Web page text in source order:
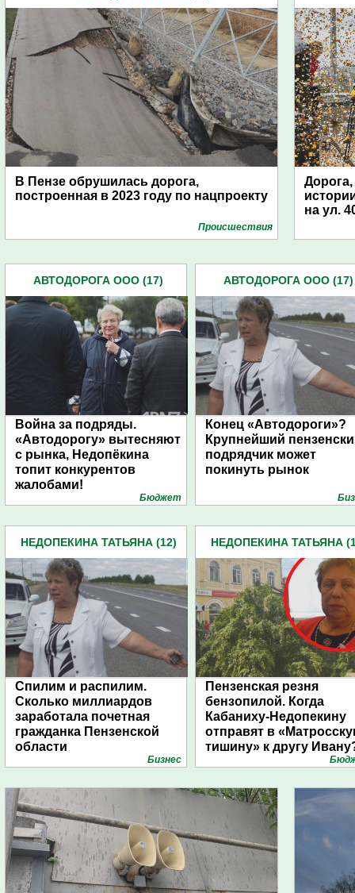
В Пензе обрушилась дорога,
построенная в 2023 году по нацпроекту
Проиcшествия
на ул.
АВТОДОРОГА ООО (17)
Война за подряды.
«Автодорогу» вытесняют
с рынка, Недопёкина
топит конкурентов
жалобами!
Бюджет
АВТОДОРОГА ООО (17)
Конец «Автодороги»?
Крупнейший
подрядчик может
покинуть рынок
НЕДОПЕКИНА ТАТЬЯНА (12)
Спилим и распилим.
Сколько миллиардов
заработала почетная
гражданка Пензенской
области
Бизнес
НЕДОПЕКИНА ТАТЬЯНА
Пензенская резня
бензопилой. Когда
Кабаниху-Недопекину
отправят в
тишину» к другу